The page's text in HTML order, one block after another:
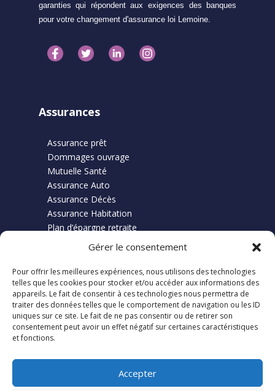
Gérer le consentement
Pour offrir les meilleures expériences, nous utilisons des technologies
telles que les cookies pour stocker et/ou accéder aux informations des
appareils. Le fait de consentir à ces technologies nous permettra de
traiter des données telles que le comportement de navigation ou les ID
uniques sur ce site. Le fait de ne pas consentir ou de retirer son
consentement peut avoir un effet négatif sur certaines caractéristiques
et fonctions.
Accepter
garanties qui répondent aux exigences des banques
pour votre changement d'assurance loi Lemoine.
Assurances
Assurance prêt
Dommages ouvrage
Mutuelle Santé
Assurance Auto
Assurance Décès
Assurance Habitation
Plan d’épargne retraite
Finance
Credit Immobilier
Rachat Crédit
Restructuration Prêt